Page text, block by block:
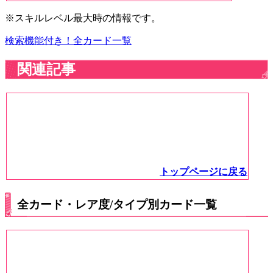
※スキルレベル最大時の情報です。
検索機能付き！全カード一覧
関連記事
トップページに戻る
全カード・レア度/タイプ別カード一覧